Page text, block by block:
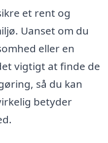
et rent og
Uanset om du
eller en
vigtigt at finde de
så du kan
betyder